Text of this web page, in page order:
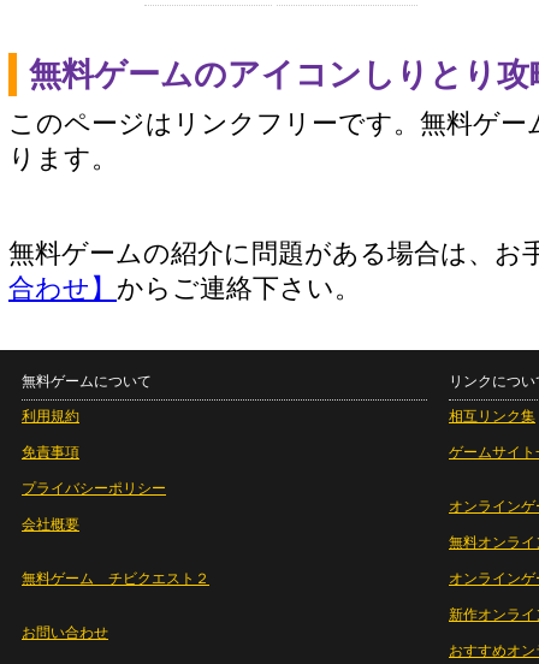
無料ゲームのアイコンしりとり
このページはリンクフリーです。無料ゲー
ります。
無料ゲームの紹介に問題がある場合は、お
合わせ】 からご連絡下さい。
無料ゲームについて
利用規約
免責事項
プライバシーポリシー
会社概要
無料ゲーム チビクエスト２
お問い合わせ
リンクについ
相互リンク集
ゲームサイト
オンラインゲ
無料オンライ
オンライン
新作オンライ
おすすめオ